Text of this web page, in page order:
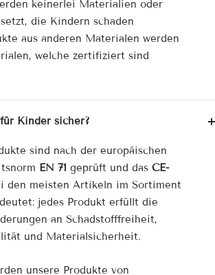
keinerlei Materialien oder
die Kindern schaden
aus anderen Materialen werden
welche zertifiziert sind
Kinder sicher?
sind nach der europäischen
EN 71 geprüft und das CE-
den meisten Artikeln im Sortiment
jedes Produkt erfüllt die
an Schadstofffreiheit,
und Materialsicherheit.
unsere Produkte von